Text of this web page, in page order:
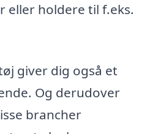
eller holdere til f.eks.
giver dig også et
Og derudover
brancher